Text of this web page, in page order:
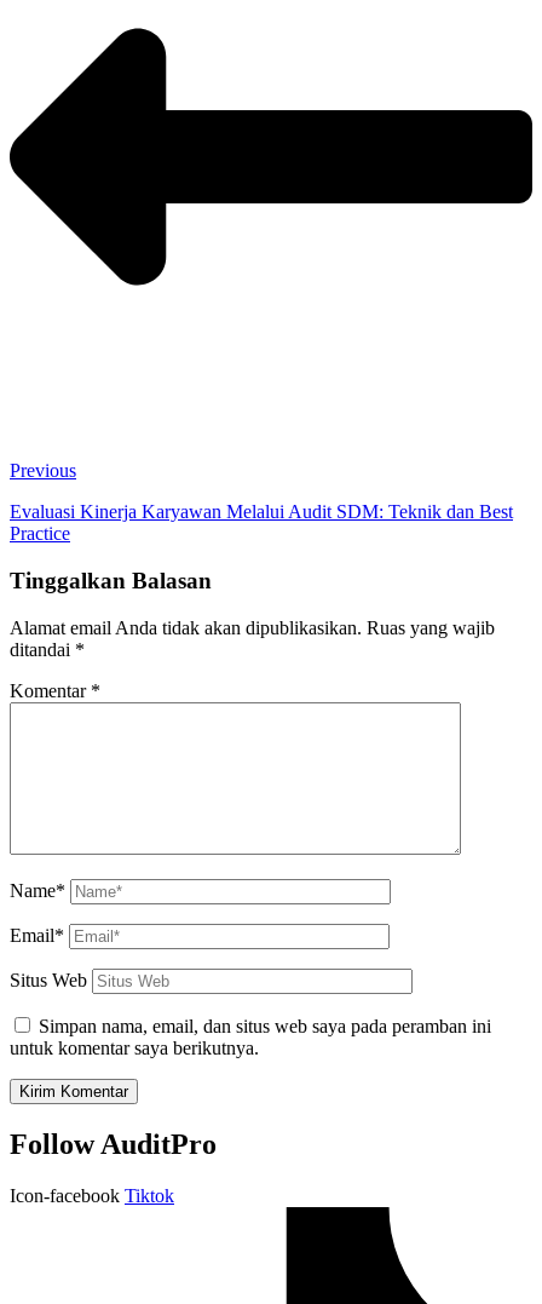
Previous
Evaluasi Kinerja Karyawan Melalui Audit SDM: Teknik dan Best
Practice
Tinggalkan Balasan
Alamat email Anda tidak akan dipublikasikan. Ruas yang wajib
ditandai *
Komentar *
Name*
Email*
Situs Web
Simpan nama, email, dan situs web saya pada peramban ini
untuk komentar saya berikutnya.
Follow AuditPro
Icon-facebook Tiktok